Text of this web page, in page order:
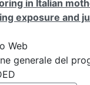
in Italian
exposure and
Web
generale del